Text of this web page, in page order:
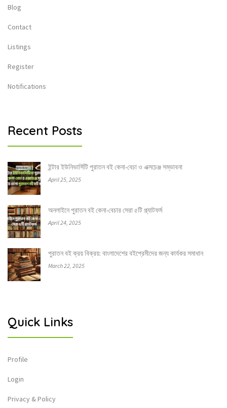
Blog
Contact
Listings
Register
Notifications
Recent Posts
ইন্টার ইউনিভার্সিটি পুরাতন বই কেনা-বেচা ও এক্সচেঞ্জ সম্ভাবনা
April 25, 2025
অনলাইনে পুরাতন বই কেনা-বেচার সেরা ৫টি প্ল্যাটফর্ম
April 24, 2025
পুরাতন বই ক্রয় বিক্রয়: বাংলাদেশের বইপ্রেমীদের জন্য কার্যকর সমাধান
March 22, 2025
Quick Links
Profile
Login
Privacy & Policy